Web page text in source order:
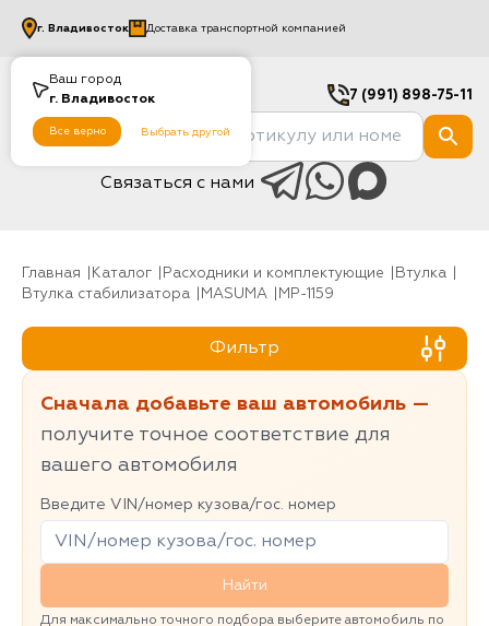
Ваш город
г. Владивосток
Все верно Выбрать другой
г. Владивосток Доставка транспортной компанией
7 (991) 898-75-11
Связаться с нами
Главная Каталог Расходники и комплектующие
Втулка
Втулка стабилизатора
MASUMA MP-1159
Фильтр
Сначала добавьте ваш автомобиль —
получите точное соответствие для
вашего автомобиля
Введите VIN/номер кузова/гос. номер
Найти
Для максимально точного подбора выберите автомобиль по